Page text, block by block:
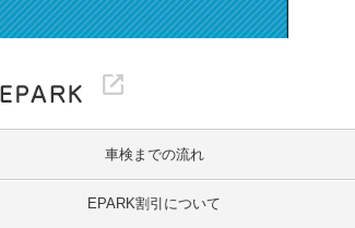
車検までの流れ
EPARK割引について